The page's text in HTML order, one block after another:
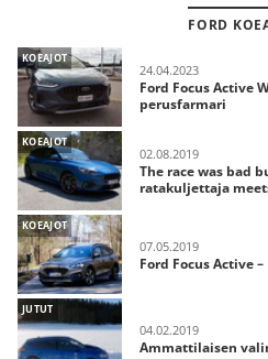
FORD
KOEAJOT
24.04.2023
Ford Focus Active
perusfarmari
KOEAJOT
02.08.2019
The race was bad
ratakuljettaja
KOEAJOT
07.05.2019
Ford Focus Active
JUTUT
04.02.2019
Ammattilaisen